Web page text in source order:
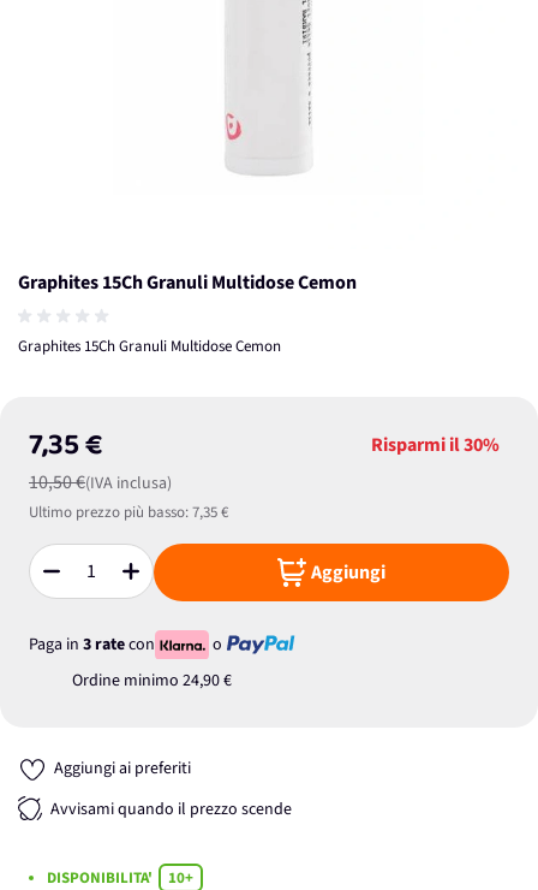
Graphites 15Ch Granuli Multidose Cemon
Graphites 15Ch Granuli Multidose Cemon
7,35 €
10,50 €(IVA inclusa)
Risparmi il30%
Ultimo prezzo più basso:7,35 €
Quantità Aggiungi
Paga in 3 ratecon
o
Ordine minimo 24,90 €
Aggiungi ai preferiti
Avvisami quando il prezzo scende
DISPONIBILITA'
10+